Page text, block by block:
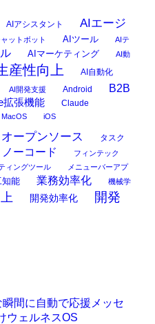
AIアシスタント
AIエージ
ットボット AIツール
AIテ
AIマーケティング AI動
産性向上 AI自動化
AI開発支援 Android
B2B
拡張機能 Claude
iOS
オープンソース
タスク
ノーコード フィンテック
ィングツール
メニューバーアプ
知能 業務効率化 機械学
開発効率化
開発
間に自動で応援メッセ
ウェルネスOS